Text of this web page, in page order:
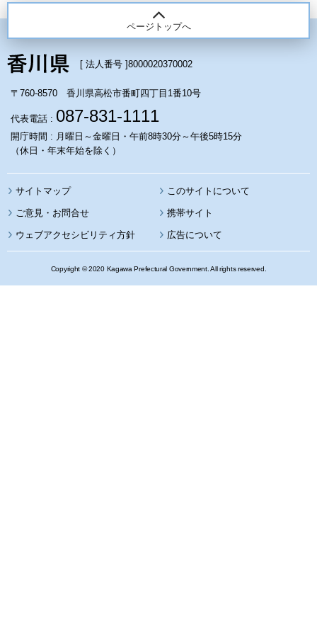
ページトップへ
[ 法人番号 ]8000020370002
〒760-8570 香川県高松市番町四丁目1番10号
代表電話 : 087-831-1111
開庁時間 : 月曜日～金曜日・午前8時30分～午後5時15分
（休日・年末年始を除く）
サイトマップ このサイトについて
携帯サイト
ウェブアクセシビリティ方針 広告について
Copyright © 2020 Kagawa Prefectural Government. All rights reserved.